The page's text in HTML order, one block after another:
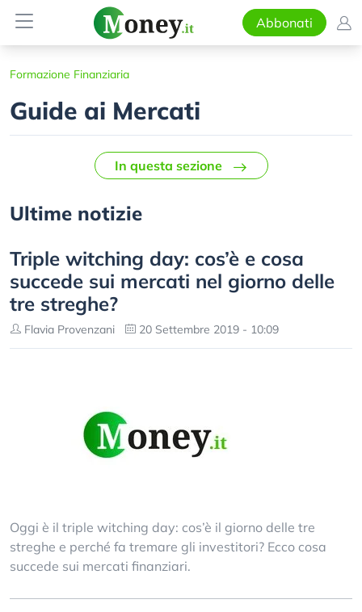
Abbonati
Formazione Finanziaria
Guide ai Mercati
In questa sezione
Ultime notizie
Triple witching day: cos’è e cosa
succede sui mercati nel giorno delle
tre streghe?
Flavia Provenzani 20 Settembre 2019 - 10:09
Oggi è il triple witching day: cos’è il giorno delle tre
streghe e perché fa tremare gli investitori? Ecco cosa
succede sui mercati finanziari.